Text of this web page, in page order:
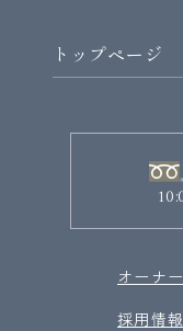
トップページ
オーナ
採用情報